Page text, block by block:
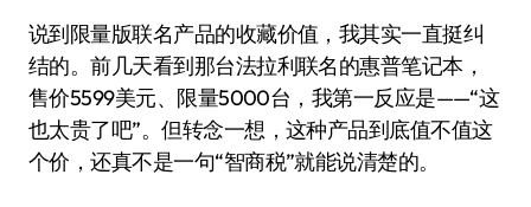
说到限量版联名产品的收藏价值，我其实一直挺纠
结的。前几天看到那台法拉利联名的惠普笔记本，
售价5599美元、限量5000台，我第一反应是——“这
也太贵了吧”。但转念一想，这种产品到底值不值这
个价，还真不是一句“智商税”就能说清楚的。